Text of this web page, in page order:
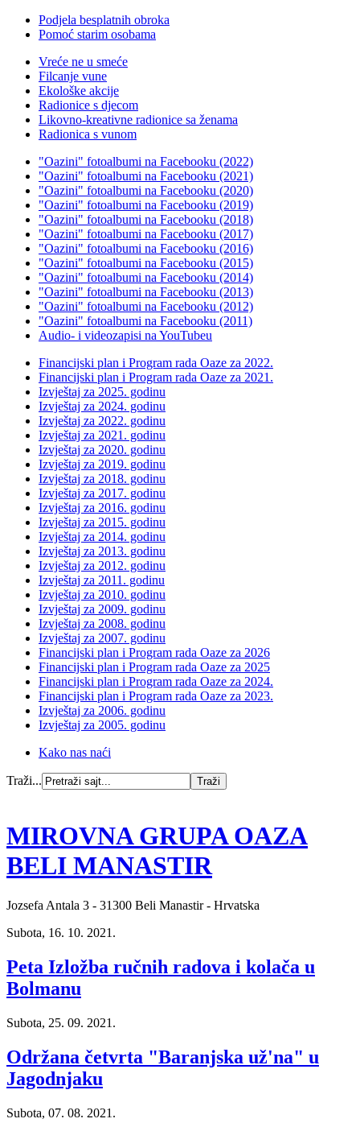
Podjela besplatnih obroka
Pomoć starim osobama
Vreće ne u smeće
Filcanje vune
Ekološke akcije
Radionice s djecom
Likovno-kreativne radionice sa ženama
Radionica s vunom
"Oazini" fotoalbumi na Facebooku (2022)
"Oazini" fotoalbumi na Facebooku (2021)
"Oazini" fotoalbumi na Facebooku (2020)
"Oazini" fotoalbumi na Facebooku (2019)
"Oazini" fotoalbumi na Facebooku (2018)
"Oazini" fotoalbumi na Facebooku (2017)
"Oazini" fotoalbumi na Facebooku (2016)
"Oazini" fotoalbumi na Facebooku (2015)
"Oazini" fotoalbumi na Facebooku (2014)
"Oazini" fotoalbumi na Facebooku (2013)
"Oazini" fotoalbumi na Facebooku (2012)
"Oazini" fotoalbumi na Facebooku (2011)
Audio- i videozapisi na YouTubeu
Financijski plan i Program rada Oaze za 2022.
Financijski plan i Program rada Oaze za 2021.
Izvještaj za 2025. godinu
Izvještaj za 2024. godinu
Izvještaj za 2022. godinu
Izvještaj za 2021. godinu
Izvještaj za 2020. godinu
Izvještaj za 2019. godinu
Izvještaj za 2018. godinu
Izvještaj za 2017. godinu
Izvještaj za 2016. godinu
Izvještaj za 2015. godinu
Izvještaj za 2014. godinu
Izvještaj za 2013. godinu
Izvještaj za 2012. godinu
Izvještaj za 2011. godinu
Izvještaj za 2010. godinu
Izvještaj za 2009. godinu
Izvještaj za 2008. godinu
Izvještaj za 2007. godinu
Financijski plan i Program rada Oaze za 2026
Financijski plan i Program rada Oaze za 2025
Financijski plan i Program rada Oaze za 2024.
Financijski plan i Program rada Oaze za 2023.
Izvještaj za 2006. godinu
Izvještaj za 2005. godinu
Kako nas naći
Traži...
MIROVNA GRUPA OAZA
BELI MANASTIR
Jozsefa Antala 3 - 31300 Beli Manastir - Hrvatska
Subota, 16. 10. 2021.
Peta Izložba ručnih radova i kolača u
Bolmanu
Subota, 25. 09. 2021.
Održana četvrta "Baranjska už'na" u
Jagodnjaku
Subota, 07. 08. 2021.